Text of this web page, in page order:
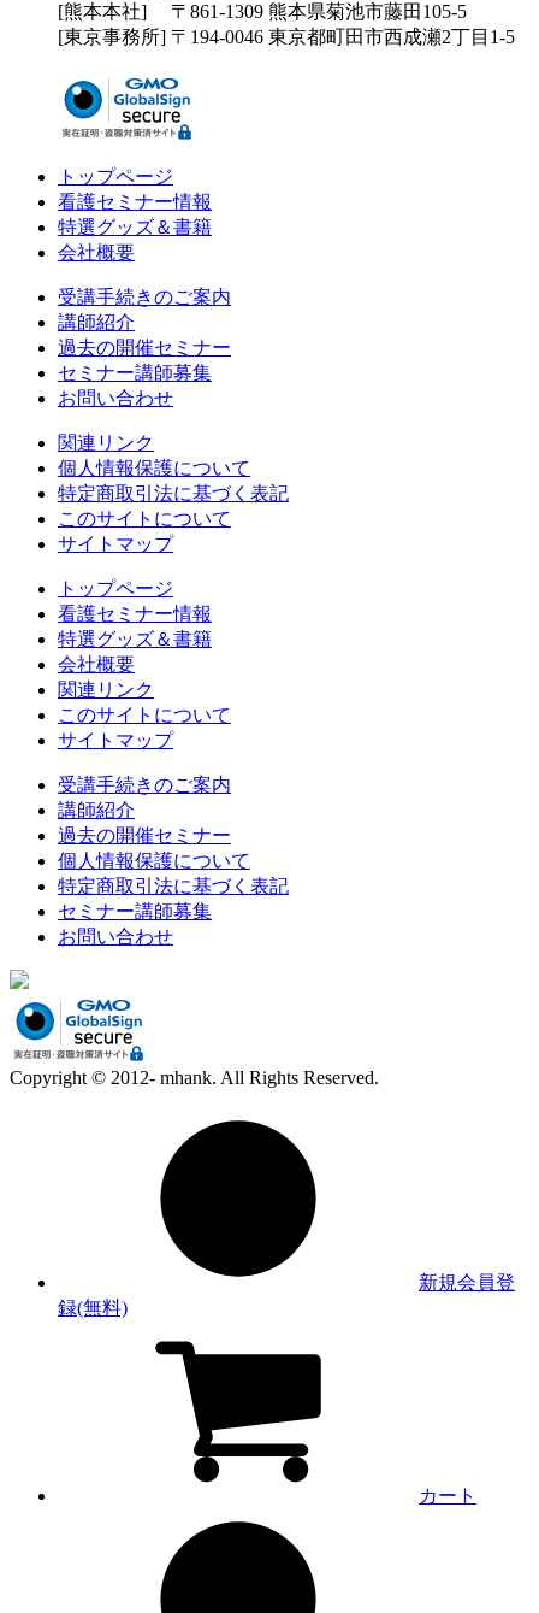
[熊本本社] 〒861-1309 熊本県菊池市藤田105-5
[東京事務所] 〒194-0046 東京都町田市西成瀬2丁目1-5
トップページ
看護セミナー情報
特選グッズ＆書籍
会社概要
受講手続きのご案内
講師紹介
過去の開催セミナー
セミナー講師募集
お問い合わせ
関連リンク
個人情報保護について
特定商取引法に基づく表記
このサイトについて
サイトマップ
トップページ
看護セミナー情報
特選グッズ＆書籍
会社概要
関連リンク
このサイトについて
サイトマップ
受講手続きのご案内
講師紹介
過去の開催セミナー
個人情報保護について
特定商取引法に基づく表記
セミナー講師募集
お問い合わせ
Copyright © 2012- mhank. All Rights Reserved.
新規会員登
録(無料)
カート